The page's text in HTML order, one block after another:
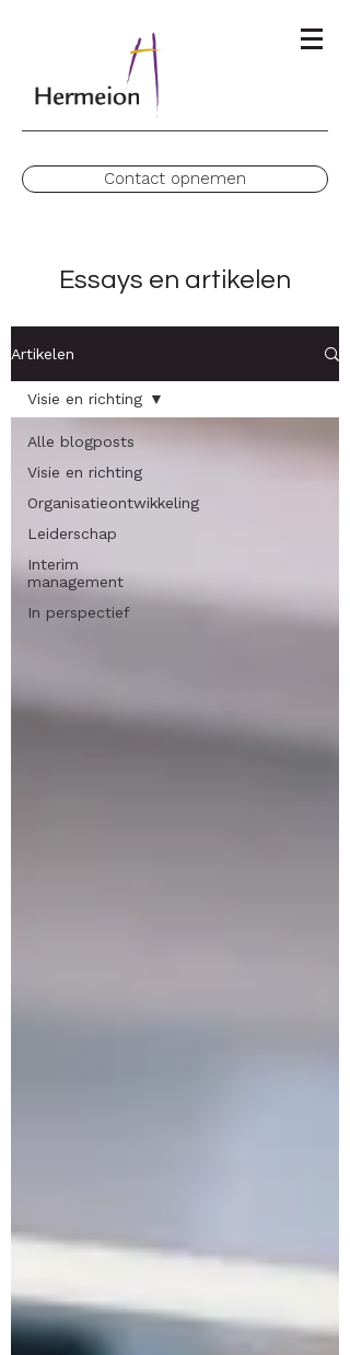
Contact opnemen
Essays en artikelen
Artikelen
Alle blogposts
Visie en richting
Organisatieontwikkeling
Leiderschap
Interim
management
In perspectief
Visie en richting